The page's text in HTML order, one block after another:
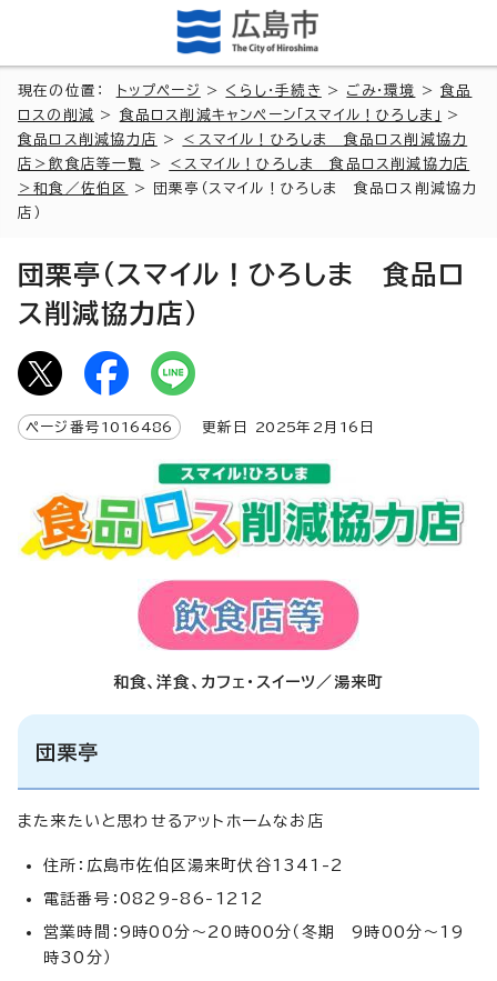
現在の位置： トップページ > くらし・手続き > ごみ・環境 >食品
ロスの削減 > 食品ロス削減キャンペーン「スマイル！ひろしま」
>
食品ロス削減協力店
>
＜スマイル！ひろしま 食品ロス削減協力
店＞飲食店等一覧
>
＜スマイル！ひろしま 食品ロス削減協力店
＞和食／佐伯区
> 団栗亭（スマイル！ひろしま 食品ロス削減協力
店）
団栗亭（スマイル！ひろしま 食品ロ
ス削減協力店）
ページ番号 1016486 更新日 2025年2月 16 日
和食、洋食、カフェ・スイーツ／湯来町
団栗亭
また来たいと思わせるアットホームなお店
住所：広島市佐伯区湯来町伏谷1341-2
電話番号：0829-86-1212
営業時間：9時00分～20時00分（冬期 9時00分～19
時30分）